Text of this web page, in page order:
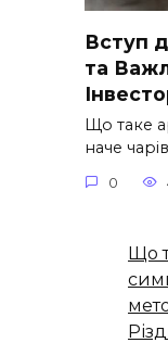
Вступ
та
Що таке
наче
0
Що